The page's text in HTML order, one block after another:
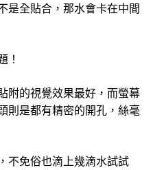
是全貼合，那水會卡在中間
！
附的視覺效果最好，而螢幕
則是都有精密的開孔，絲毫
不免俗也滴上幾滴水試試